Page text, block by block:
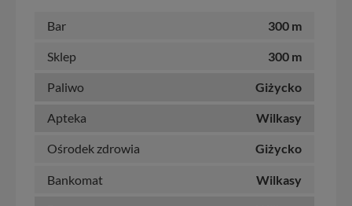
Bar 300 m
Sklep 300 m
Paliwo Giżycko
Apteka Wilkasy
Ośrodek zdrowia Giżycko
Bankomat Wilkasy